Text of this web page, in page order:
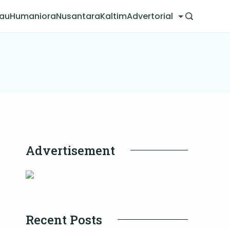
HumanioraNusantaraKaltimAdvertorial
Advertisement
Recent Posts